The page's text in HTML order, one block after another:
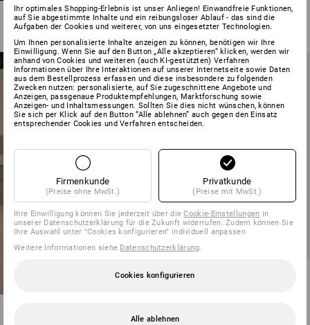
16 Farben
ab 66,98 €
(m. MwSt.) ab 20 Stück
NEU
Bundhose e.s.motion 2020
ab
Ihr optimales Shopping-Erlebnis ist unser Anliegen! Einwandfreie Funktionen,
auf Sie abgestimmte Inhalte und ein reibungsloser Ablauf - das sind die
Aufgaben der Cookies und weiterer, von uns eingesetzter Technologien.
Um Ihnen personalisierte Inhalte anzeigen zu können, benötigen wir Ihre
Einwilligung. Wenn Sie auf den Button „Alle akzeptieren“ klicken, werden wir
anhand von Cookies und weiteren (auch KI-gestützten) Verfahren
Informationen über Ihre Interaktionen auf unserer Internetseite sowie Daten
aus dem Bestellprozess erfassen und diese insbesondere zu folgenden
Zwecken nutzen: personalisierte, auf Sie zugeschnittene Angebote und
Anzeigen, passgenaue Produktempfehlungen, Marktforschung sowie
Anzeigen- und Inhaltsmessungen. Sollten Sie dies nicht wünschen, können
Sie sich per Klick auf den Button “Alle ablehnen” auch gegen den Einsatz
entsprechender Cookies und Verfahren entscheiden.
Firmenkunde
(Preise ohne MwSt.)
Privatkunde
(Preise mit MwSt.)
Ihre Einwilligung können Sie jederzeit über dieCookie-Einstellungen in
unserer Datenschutzerklärung für die Zukunft widerrufen. Zudem können Sie
Ihre Auswahl unter "Cookies konfigurieren" individuell anpassen
Weitere Informationen siehe Datenschutzerklärung
Cookies konfigurieren
Alle ablehnen